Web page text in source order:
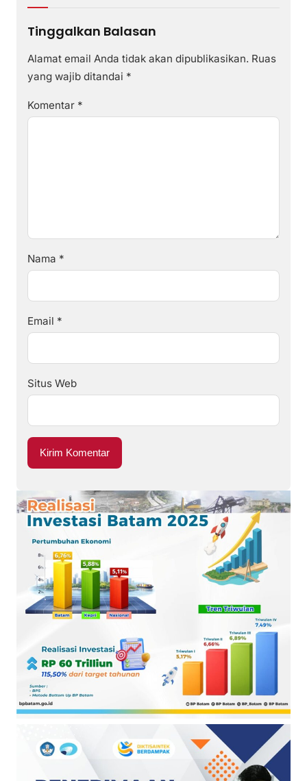
Tinggalkan Balasan
Alamat email Anda tidak akan dipublikasikan. Ruas
yang wajib ditandai *
Komentar *
Nama *
Email *
Situs Web